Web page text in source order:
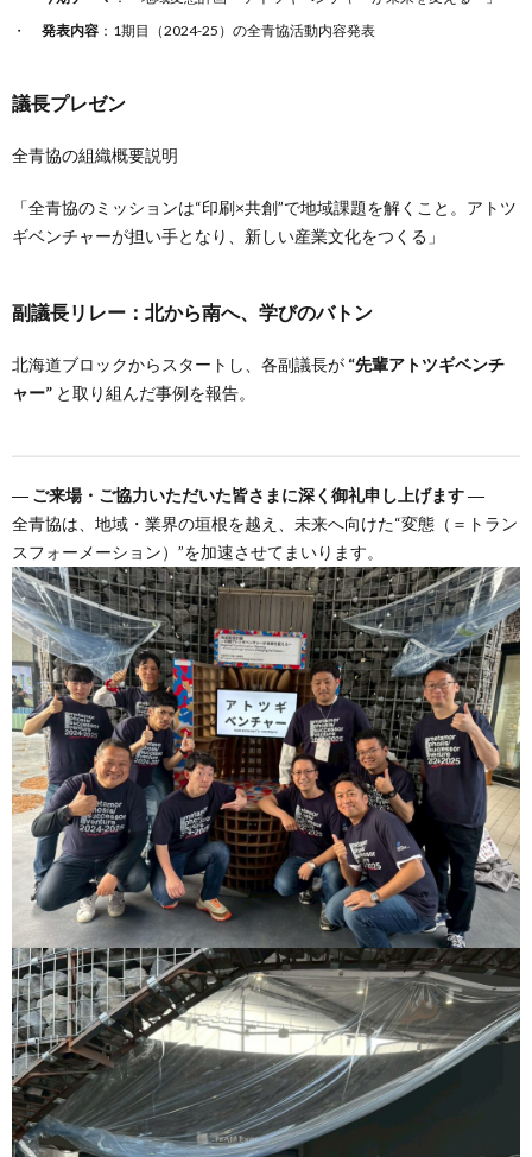
発表内容 ：1期目（2024-25）の全青協活動内容発表
議長プレゼン
全青協の組織概要説明
「全青協のミッションは“印刷×共創”で地域課題を解くこと。アトツ
ギベンチャーが担い手となり、新しい産業文化をつくる」
副議長リレー：北から南へ、学びのバトン
北海道ブロックからスタートし、各副議長が “先輩アトツギベンチ
ャー” と取り組んだ事例を報告。
― ご来場・ご協力いただいた皆さまに深く御礼申し上げます ―
全青協は、地域・業界の垣根を越え、未来へ向けた“変態（＝トラン
スフォーメーション）”を加速させてまいります。